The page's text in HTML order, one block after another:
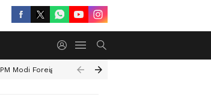
PM Modi Foreign Travel Expenditure